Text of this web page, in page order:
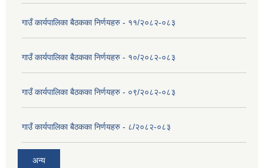
गाउँ कार्यपालिका बैठकका निर्णयहरु - ११/२०८२-०८३
गाउँ कार्यपालिका बैठकका निर्णयहरु - १०/२०८२-०८३
गाउँ कार्यपालिका बैठकका निर्णयहरु - ०९/२०८२-०८३
गाउँ कार्यपालिका बैठकका निर्णयहरु - ८/२०८२-०८३
अन्य